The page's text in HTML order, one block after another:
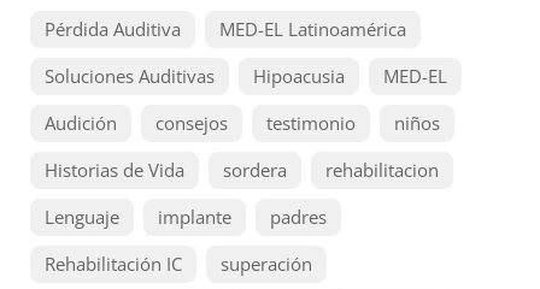
Pérdida Auditiva
MED-EL Latinoamérica
Soluciones Auditivas
Hipoacusia
MED-EL
Audición
consejos testimonio
niños
Historias de Vida
sordera
rehabilitacion
Lenguaje
implante
padres
Rehabilitación IC
superación